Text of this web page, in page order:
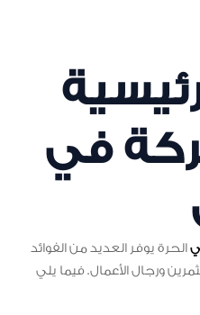
في
الحرة يوفر العديد من الفوائد
ورجال الأعمال. فيما يلي